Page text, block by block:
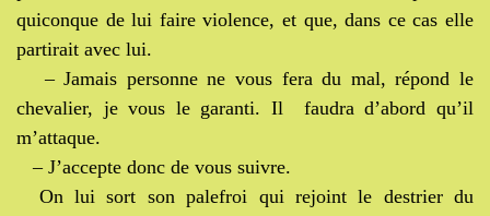
quiconque de lui faire violence, et que, dans ce cas elle
partirait avec lui.
– Jamais personne ne vous fera du mal, répond le
chevalier, je vous le garanti. Il faudra d’abord qu’il
m’attaque.
– J’accepte donc de vous suivre.
On lui sort son palefroi qui rejoint le destrier du